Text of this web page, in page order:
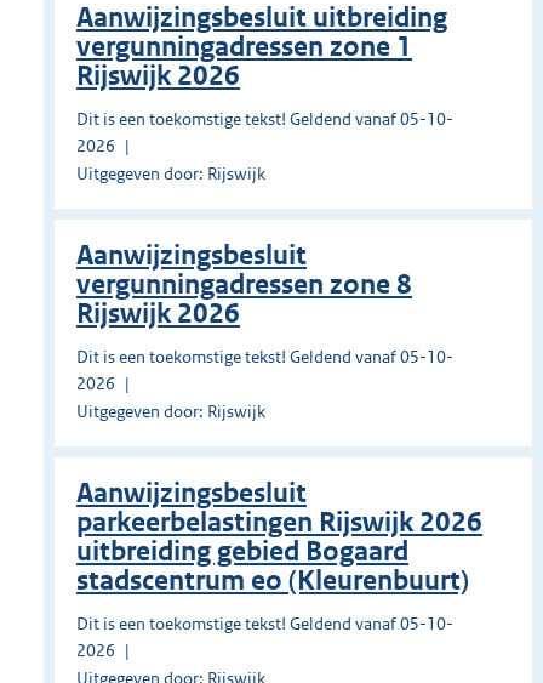
Aanwijzingsbesluit uitbreiding
vergunningadressen zone 1
Rijswijk 2026
Dit is een toekomstige tekst! Geldend vanaf 05-10-
2026
Uitgegeven door: Rijswijk
Aanwijzingsbesluit
vergunningadressen zone 8
Rijswijk 2026
Dit is een toekomstige tekst! Geldend vanaf 05-10-
2026
Uitgegeven door: Rijswijk
Aanwijzingsbesluit
parkeerbelastingen Rijswijk 2026
uitbreiding gebied Bogaard
stadscentrum eo (Kleurenbuurt)
Dit is een toekomstige tekst! Geldend vanaf 05-10-
2026